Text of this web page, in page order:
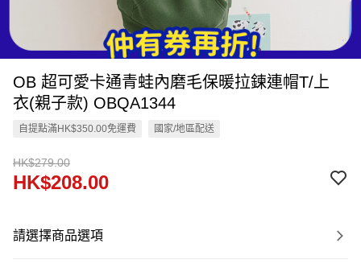
OB 超可愛卡通青蛙內磨毛保暖拉鍊連帽T/上
衣(親子款) OBQA1344
自提點滿HK$350.00免運費 國家/地區配送
HK$279.00
HK$208.00
請選擇商品選項